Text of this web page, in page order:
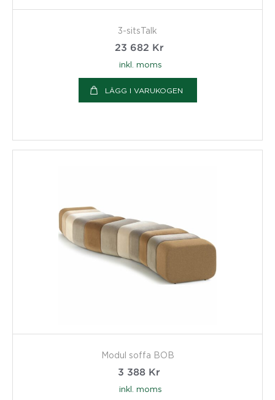
3-sitsTalk
23 682 Kr
inkl. moms
LÄGG I VARUKOGEN
Modul soffa BOB
3 388 Kr
inkl. moms